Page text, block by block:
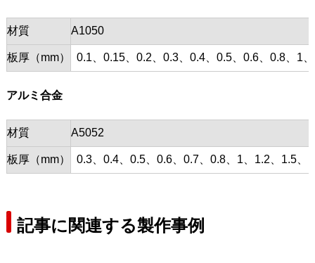
材質 A1050
板厚（mm） 0.1、0.15、0.2、0.3、0.4、0.5、0.6、0.8、1
アルミ合金
材質 A5052
板厚（mm） 0.3、0.4、0.5、0.6、0.7、0.8、1、1.2、1.5、
記事に関連する製作事例